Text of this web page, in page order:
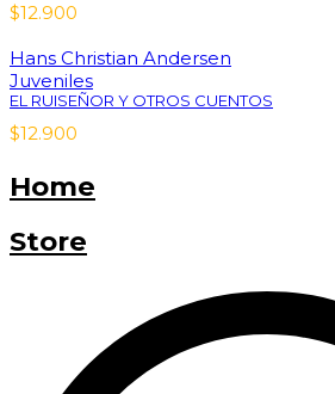
$12.900
Hans Christian Andersen
Juveniles
EL RUISEÑOR Y OTROS CUENTOS
$12.900
Home
Store